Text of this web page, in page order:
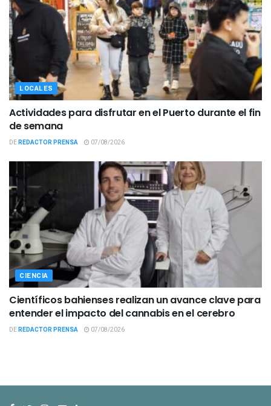
LOCALES
Actividades para disfrutar en el Puerto durante el fin
de semana
DEREDACTOR PRENSA 07/08/2026
CIENCIA
Científicos bahienses realizan un avance clave para
entender el impacto del cannabis en el cerebro
DEREDACTOR PRENSA 07/08/2026